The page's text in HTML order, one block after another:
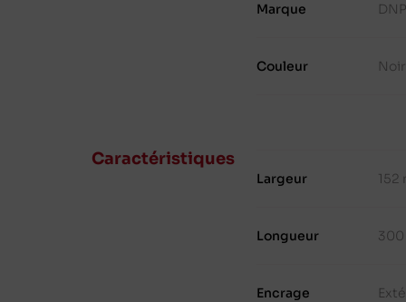
Marque
Couleur Noir
Caractéristiques
Largeur 152
Longueur 300
Encrage